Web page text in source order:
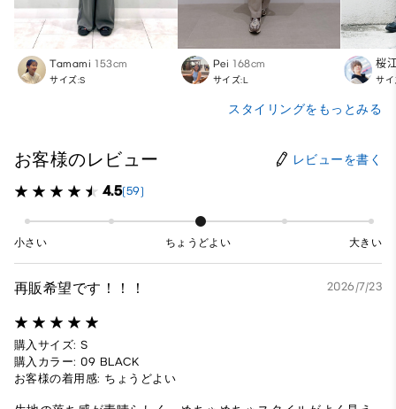
Tamami 153cm
サイズ:S
Pei 168cm
サイズ:L
桜
サ
スタイリングをもっとみる
お客様のレビュー レビューを書く
4.5(59)
小さい ちょうどよい 大きい
再販希望です！！！ 2026/7/23
購入サイズ: S
購入カラー: 09 BLACK
お客様の着用感: ちょうどよい